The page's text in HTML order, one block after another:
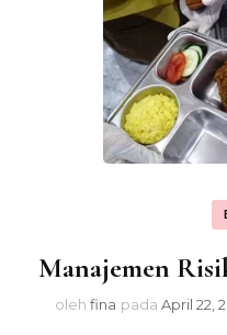
Manajemen
oleh fina pada April 22,